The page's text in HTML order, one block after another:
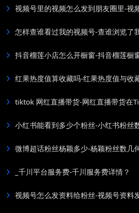
视频号里的视频怎么发到朋友圈里-视
怎样查谁看过我的视频号-查谁浏览了
抖音榴莲小店怎么开橱窗-抖音榴莲橱
红果热度值算收藏吗-红果热度值与收
tiktok 网红直播带货-网红直播带货在
小红书能看到多少个粉丝-小红书粉丝
微博超话粉丝杨颖多少-杨颖粉丝数几
_千川平台服务费-千川服务费详情？
视频号怎么发资料给粉丝-视频号资料